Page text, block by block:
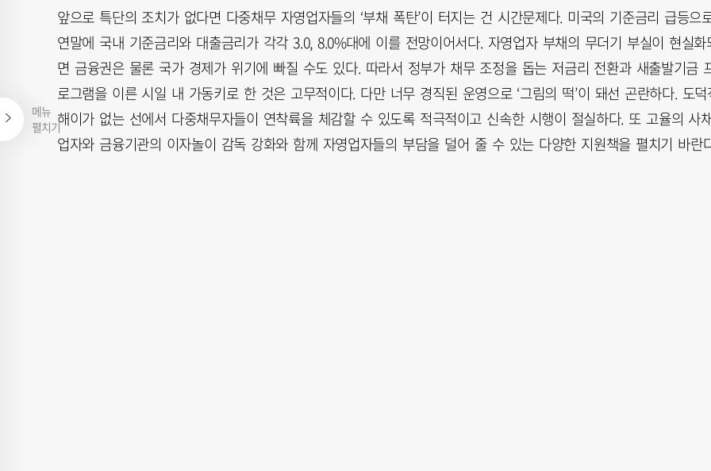
메뉴
펼치기
앞으로 특단의 조치가 없다면 다중채무 자영업자들의 ‘부채 폭탄’이 터지는 건 시간문제다. 미국의 기준금리 급등으
연말에 국내 기준금리와 대출금리가 각각 3.0, 8.0%대에 이를 전망이어서다. 자영업자 부채의 무더기 부실이 현실화
면 금융권은 물론 국가 경제가 위기에 빠질 수도 있다. 따라서 정부가 채무 조정을 돕는 저금리 전환과 새출발기금
로그램을 이른 시일 내 가동키로 한 것은 고무적이다. 다만 너무 경직된 운영으로 ‘그림의 떡’이 돼선 곤란하다. 도덕
해이가 없는 선에서 다중채무자들이 연착륙을 체감할 수 있도록 적극적이고 신속한 시행이 절실하다. 또 고율의 사
업자와 금융기관의 이자놀이 감독 강화와 함께 자영업자들의 부담을 덜어 줄 수 있는 다양한 지원책을 펼치기 바란